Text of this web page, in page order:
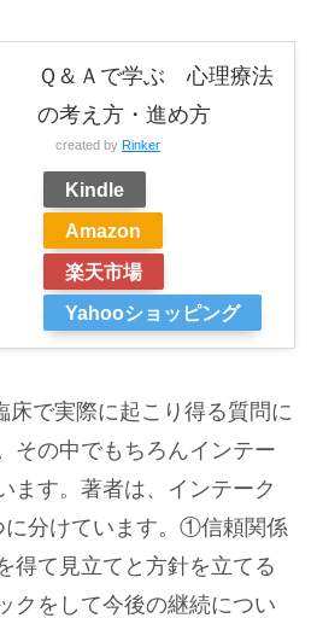
Ｑ＆Ａで学ぶ 心理療法
の考え方・進め方
created by Rinker
Kindle
Amazon
楽天市場
Yahooショッピング
床で実際に起こり得る質問に
その中でもちろんインテー
ます。著者は、インテーク
に分けています。①信頼関係
得て見立てと方針を立てる
クをして今後の継続につい